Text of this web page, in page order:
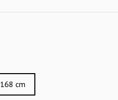
168 cm